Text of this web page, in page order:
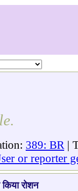
389: BR |
or reporter
रोशन